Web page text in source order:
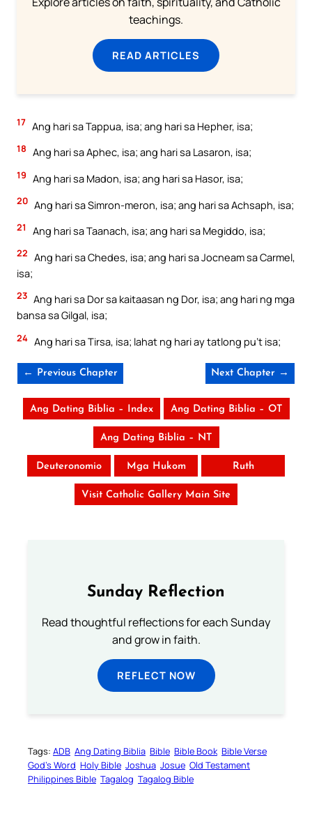
teachings.
READ ARTICLES
17 Ang hari sa Tappua, isa; ang hari sa Hepher, isa;
18 Ang hari sa Aphec, isa; ang hari sa Lasaron, isa;
19 Ang hari sa Madon, isa; ang hari sa Hasor, isa;
20 Ang hari sa Simron-meron, isa; ang hari sa Achsaph, isa;
21 Ang hari sa Taanach, isa; ang hari sa Megiddo, isa;
22 Ang hari sa Chedes, isa; ang hari sa Jocneam sa Carmel,
isa;
23 Ang hari sa Dor sa kaitaasan ng Dor, isa; ang hari ng mga
bansa sa Gilgal, isa;
24 Ang hari sa Tirsa, isa; lahat ng hari ay tatlong pu’t isa;
← Previous Chapter Next Chapter →
Ang Dating Biblia – Index Ang Dating Biblia – OT
Ang Dating Biblia – NT
Deuteronomio Mga Hukom Ruth
Visit Catholic Gallery Main Site
Sunday Reflection
Read thoughtful reflections for each Sunday
and grow in faith.
REFLECT NOW
Tags: ADB Ang Dating Biblia Bible Bible Book Bible Verse
God’s Word Holy Bible Joshua Josue Old Testament
Philippines Bible Tagalog Tagalog Bible